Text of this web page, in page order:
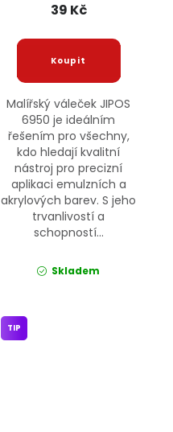
39 Kč
Malířský váleček JIPOS
6950 je ideálním
řešením pro všechny,
kdo hledají kvalitní
nástroj pro precizní
aplikaci emulzních a
akrylových barev. S jeho
trvanlivostí a
schopností...
Skladem
TIP